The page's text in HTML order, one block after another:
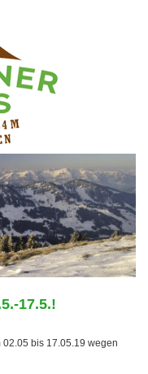
17.5.!
bis 17.05.19 wegen